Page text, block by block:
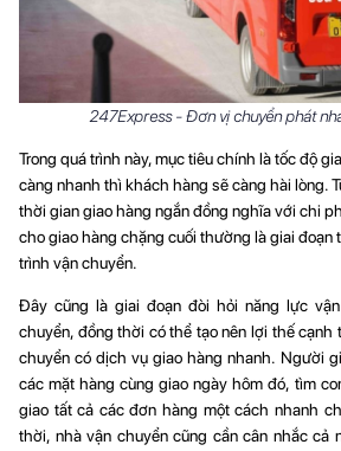
247Express - Đơn vị chuyển phát
Trong quá trình này, mục tiêu chính là tốc độ
càng nhanh thì khách hàng sẽ càng hài lòng.
thời gian giao hàng ngắn đồng nghĩa với chi
cho giao hàng chặng cuối thường là giai đoạn
trình vận chuyển.
Đây cũng là giai đoạn đòi hỏi năng lực
chuyển, đồng thời có thể tạo nên lợi thế cạnh
chuyển có dịch vụ giao hàng nhanh. Người
các mặt hàng cùng giao ngày hôm đó, tìm
giao tất cả các đơn hàng một cách nhanh
thời, nhà vận chuyển cũng cần cân nhắc cả